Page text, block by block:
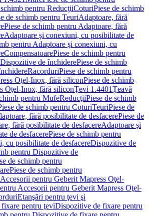
pentru ReducţiiCoturiPiese de schimb
de schimb pentru TeuriAdaptoare, fără
Piese de schimb pentru Adaptoare, fără
Adaptoare şi conexiuni, cu posibilitate de
pentru Adaptoare şi conexiuni, cu
CompensatoarePiese de schimb pentru
Dispozitive de închiderePiese de schimb
RacorduriPiese de schimb pentru
Oţel-Inox, fără siliconPiese de schimb
Oţel-Inox, fără siliconŢevi 1.4401Ţeavă
pentru MufeReducţiiPiese de schimb
de schimb pentru CoturiTeuriPiese de
fără posibilitate de desfacerePiese de
fără posibilitate de desfacereAdaptoare şi
de desfacerePiese de schimb pentru
cu posibilitate de desfacereDispozitive de
pentru Dispozitive de
de schimb pentru
Piese de schimb pentru
Accesorii pentru Geberit Mapress Oţel-
Accesorii pentru Geberit Mapress Oţel-
Etanşări pentru ţevi şi
pentru ţeviDispozitive de fixare pentru